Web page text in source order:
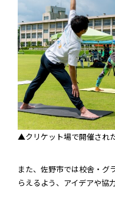
▲クリケット場で開催され
また、佐野市では校舎・グ
らえるよう、アイデアや協